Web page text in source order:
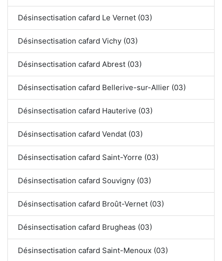
Désinsectisation cafard Le Vernet (03)
Désinsectisation cafard Vichy (03)
Désinsectisation cafard Abrest (03)
Désinsectisation cafard Bellerive-sur-Allier (03)
Désinsectisation cafard Hauterive (03)
Désinsectisation cafard Vendat (03)
Désinsectisation cafard Saint-Yorre (03)
Désinsectisation cafard Souvigny (03)
Désinsectisation cafard Broût-Vernet (03)
Désinsectisation cafard Brugheas (03)
Désinsectisation cafard Saint-Menoux (03)